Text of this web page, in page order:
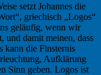
setzt Johannes die
griechisch „Logos“
geläufig, wenn wir
und damit meinen, dass
kann die Finsternis
Aufklärung
Sinn geben. Logos ist